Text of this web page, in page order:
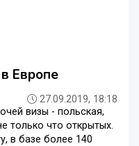
Европе
27.09.2019, 18:18
визы - польская,
только что открытых.
в базе более 140